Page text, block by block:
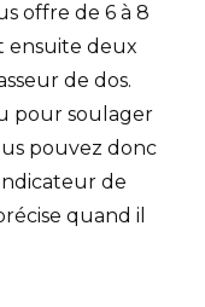
offre de 6 à 8
ensuite deux
de dos.
pour soulager
pouvez donc
de
quand il